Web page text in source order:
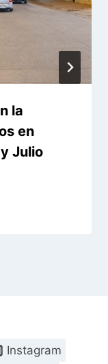
la
en
Julio
Instagram